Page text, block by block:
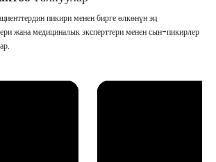
пикири менен бирге өлкөнүн эң
жана медициналык эксперттери менен сын-пикирлер